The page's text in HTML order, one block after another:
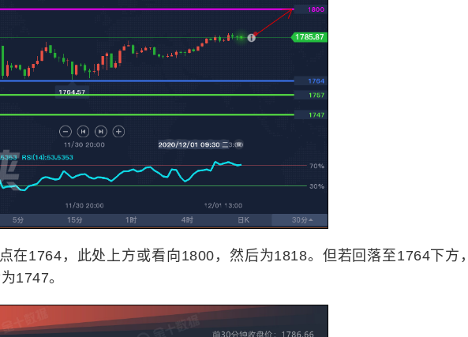
在1764，此处上方或看向1800，然后为1818。但若回落至1764下方，
1747。